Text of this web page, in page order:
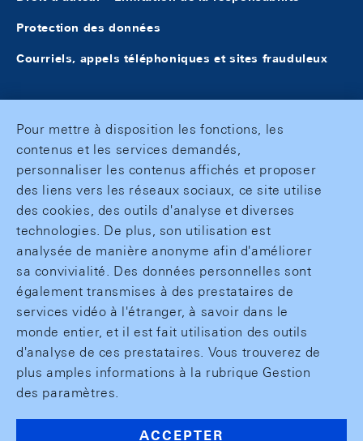
Protection des données
Courriels, appels téléphoniques et sites frauduleux
Pour mettre à disposition les fonctions, les
contenus et les services demandés,
personnaliser les contenus affichés et proposer
des liens vers les réseaux sociaux, ce site utilise
des cookies, des outils d'analyse et diverses
technologies. De plus, son utilisation est
analysée de manière anonyme afin d'améliorer
sa convivialité. Des données personnelles sont
également transmises à des prestataires de
services vidéo à l'étranger, à savoir dans le
monde entier, et il est fait utilisation des outils
d'analyse de ces prestataires. Vous trouverez de
plus amples informations à la rubrique Gestion
des paramètres.
ACCEPTER